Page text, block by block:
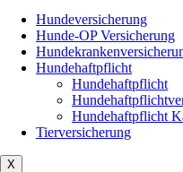
Hundeversicherung
Hunde-OP Versicherung
Hundehaftpflicht
Hundehaftpflicht
Hundehaftpflicht
Tierversicherung
X